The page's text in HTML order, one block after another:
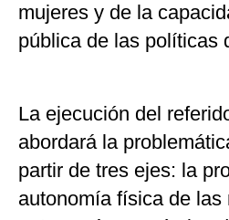
mujeres y de la
pública de las políticas
La ejecución del
abordará la
partir de tres ejes: la
autonomía física de las